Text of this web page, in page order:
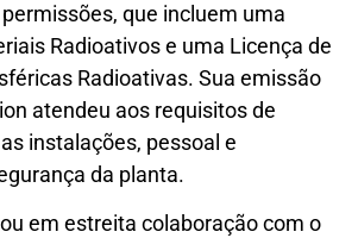
que incluem uma
Radioativos e uma Licença de
Radioativas. Sua emissão
atendeu aos requisitos de
instalações, pessoal e
da planta.
em estreita colaboração com o